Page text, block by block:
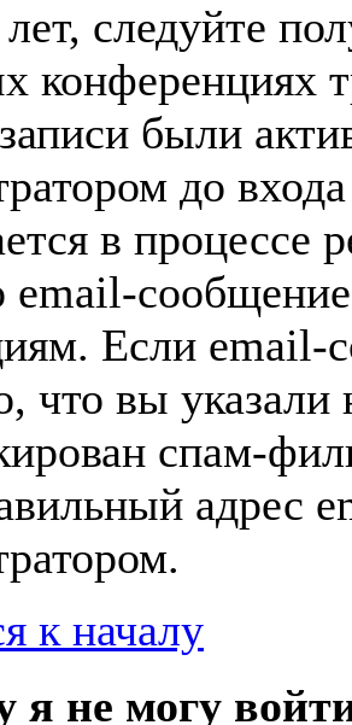
следуйте
конференциях
были
до
в процессе
email-
Если email-
что вы
спам-
адрес
к началу
я не могу